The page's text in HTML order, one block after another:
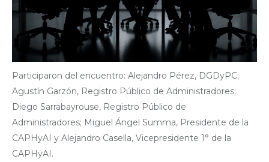
Participaron del encuentro: Alejandro Pérez, DGDyPC;
Agustín Garzón, Registro Público de Administradores;
⁠Diego Sarrabayrouse, Registro Público de
Administradores; Miguel Ángel Summa, Presidente de la
CAPHyAI y Alejandro Casella, Vicepresidente 1° de la
CAPHyAI.